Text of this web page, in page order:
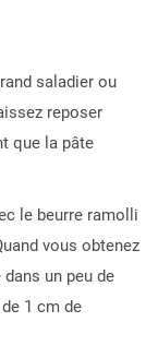
saladier ou
reposer
que la pâte
le beurre ramolli
vous obtenez
un peu de
1 cm de